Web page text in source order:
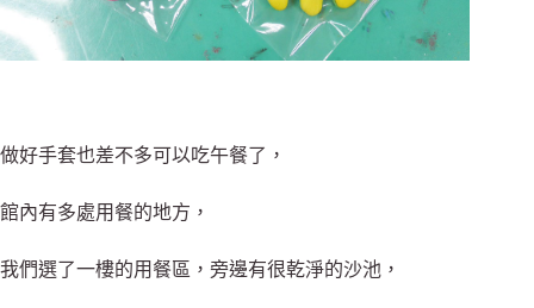
做好手套也差不多可以吃午餐了，
館內有多處用餐的地方，
我們選了一樓的用餐區，旁邊有很乾淨的沙池，